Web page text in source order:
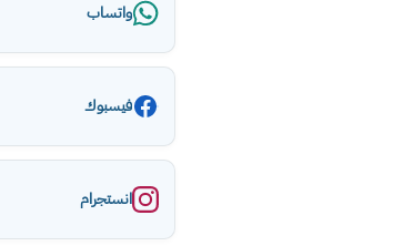
واتساب
فيسبوك
انستجرام